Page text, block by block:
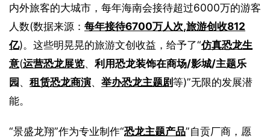
内外旅客的大城市，每年海南会接待超过6000万的游客
人数(数据来源： 每年接待6700万人次,旅游创收812
亿)。这些明晃晃的旅游文创收益，给予了“仿真恐龙生
意(运营恐龙展览、 利用恐龙装饰在商场/影城/主题乐
园、 租赁恐龙商演、 举办恐龙主题剧等)”无限的发展潜
能。
“景盛龙翔”作为专业制作“恐龙主题产品”自贡厂商，愿